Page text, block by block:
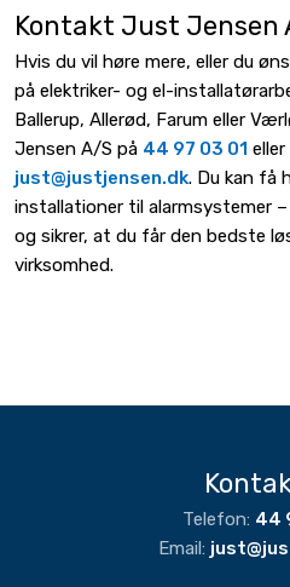
Kontakt Just Jensen
Hvis du vil høre mere, eller du
på elektriker- og el-
Ballerup, Allerød, Farum eller
Jensen A/S på 44 97 03 01
just@justjensen.dk. Du kan få
installationer til alarmsystemer
og sikrer, at du får den bedste
virksomhed.
Telefon: 44
Email: